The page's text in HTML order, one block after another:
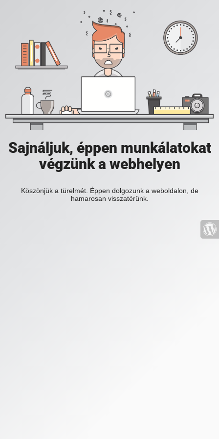
Sajnáljuk, éppen munkálatokat
végzünk a webhelyen
Köszönjük a türelmét. Éppen dolgozunk a weboldalon, de
hamarosan visszatérünk.